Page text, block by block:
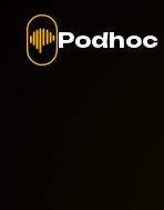
Podhoc